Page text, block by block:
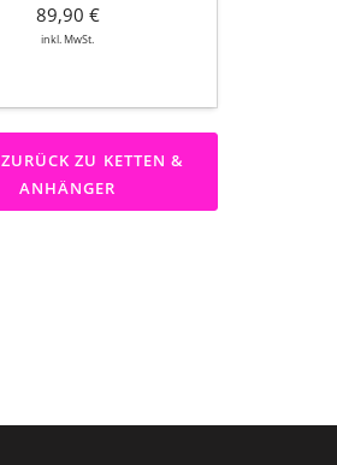
89,90 €
inkl. MwSt.
ZURÜCK ZU KETTEN &
ANHÄNGER